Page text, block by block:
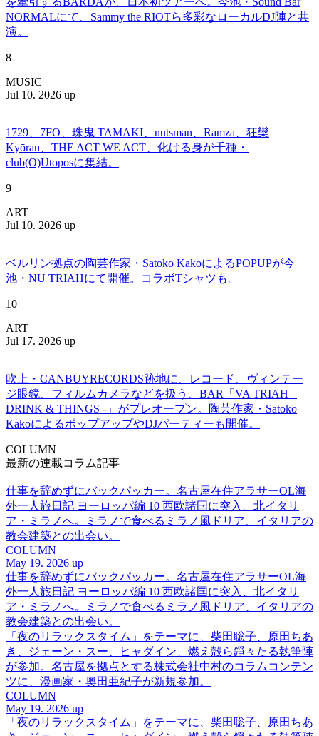
NORMALにて、Sammy the RIOTら多彩なローカルDJ陣と共
演。
8
MUSIC
Jul 10. 2026 up
1729、7FO、珠鬼 TAMAKI、nutsman、Ramza、狂欒
Kyōran、THE ACT WE ACT、化ける身が千種・
club(O)Utoposに集結。
9
ART
Jul 10. 2026 up
ベルリン拠点の陶芸作家・Satoko KakoによるPOPUPが今
池・NU TRIAHにて開催。コラボTシャツも。
10
ART
Jul 17. 2026 up
吹上・CANBUYRECORDS跡地に、レコード、ヴィンテー
ジ眼鏡、フィルムカメラなどを扱う、BAR「VA TRIAH –
DRINK & THINGS -」がプレオープン。陶芸作家・Satoko
KakoによるポップアップやDJパーティーも開催。
COLUMN
最新の連載コラム記事
仕事を辞めずにバックパッカー。名古屋在住アラサーOL海
外一人旅日記 ヨーロッパ編 10 西欧諸国に突入、北イタリ
ア・ミラノへ。ミラノで食べるミラノ風ドリア、イタリアの
教会建築との出会い。
COLUMN
May 19. 2026 up
仕事を辞めずにバックパッカー。名古屋在住アラサーOL海
外一人旅日記 ヨーロッパ編 10 西欧諸国に突入、北イタリ
ア・ミラノへ。ミラノで食べるミラノ風ドリア、イタリアの
教会建築との出会い。
「夜のリラックスタイム」をテーマに、柴田聡子、原田ちあ
き、ジェーン・スー、ヒャダイン、燃え殻ら錚々たる執筆陣
が参加。名古屋を拠点とする株式会社中村のコラムコンテン
ツに、漫画家・奥田亜紀子が新規参加。
COLUMN
May 19. 2026 up
「夜のリラックスタイム」をテーマに、柴田聡子、原田ちあ